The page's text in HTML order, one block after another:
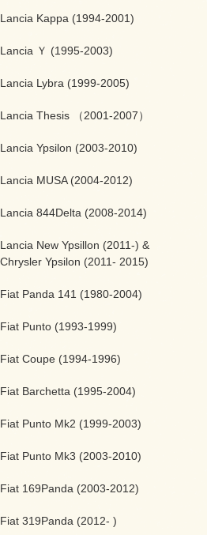
Lancia Kappa (1994-2001)
Lancia Ｙ (1995-2003)
Lancia Lybra (1999-2005)
Lancia Thesis （2001-2007）
Lancia Ypsilon (2003-2010)
Lancia MUSA (2004-2012)
Lancia 844Delta (2008-2014)
Lancia New Ypsillon (2011-) &
Chrysler Ypsilon (2011- 2015)
Fiat Panda 141 (1980-2004)
Fiat Punto (1993-1999)
Fiat Coupe (1994-1996)
Fiat Barchetta (1995-2004)
Fiat Punto Mk2 (1999-2003)
Fiat Punto Mk3 (2003-2010)
Fiat 169Panda (2003-2012)
Fiat 319Panda (2012- )